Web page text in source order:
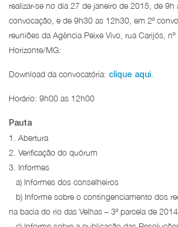
realizar-se no dia 27 de janeiro de 2015, de 9h
convocação, e de 9h30 as 12h30, em 2ª
reuniões da Agência Peixe Vivo, rua Carijós,
Horizonte/MG:
Download da convocatória: clique aqui
Horário: 9h00 as 12h00
Pauta
1. Abertura
2. Verificação do quórum
3. Informes
a) Informes dos conselheiros
b) Informe sobre o contingenciamento dos
na bacia do rio das Velhas – 3ª parcela de 2014